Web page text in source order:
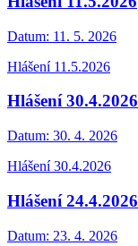
Datum: 11. 5. 2026
Hlášení 11.5.2026
Hlášení 30.4.2026
Datum: 30. 4. 2026
Hlášení 30.4.2026
Hlášení 24.4.2026
Datum: 23. 4. 2026